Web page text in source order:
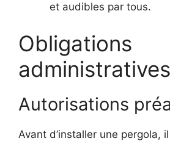
et audibles par tous.
Obligations
administratives
Autorisations
Avant d’installer une pergola,